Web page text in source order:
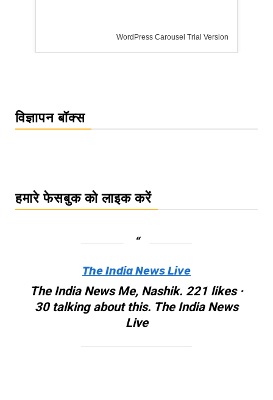
WordPress Carousel Trial Version
विज्ञापन बॉक्स
हमारे फेसबुक को लाइक करें
The India News Live
The India News Me, Nashik. 221 likes ·
30 talking about this. The India News
Live